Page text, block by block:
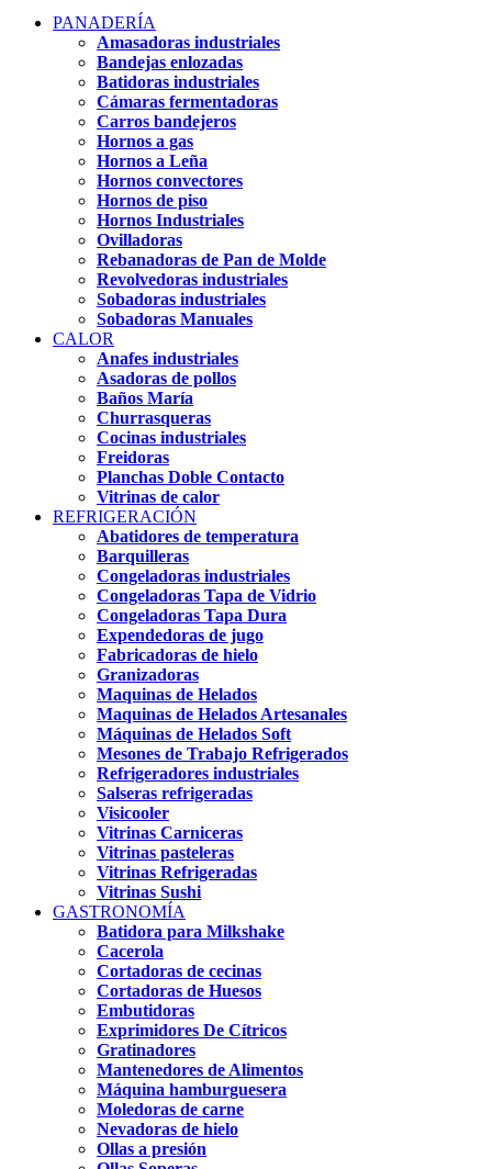
PANADERÍA
Amasadoras industriales
Bandejas enlozadas
Batidoras industriales
Cámaras fermentadoras
Carros bandejeros
Hornos a gas
Hornos a Leña
Hornos convectores
Hornos de piso
Hornos Industriales
Ovilladoras
Rebanadoras de Pan de Molde
Revolvedoras industriales
Sobadoras industriales
Sobadoras Manuales
CALOR
Anafes industriales
Asadoras de pollos
Baños María
Churrasqueras
Cocinas industriales
Freidoras
Planchas Doble Contacto
Vitrinas de calor
REFRIGERACIÓN
Abatidores de temperatura
Barquilleras
Congeladoras industriales
Congeladoras Tapa de Vidrio
Congeladoras Tapa Dura
Expendedoras de jugo
Fabricadoras de hielo
Granizadoras
Maquinas de Helados
Maquinas de Helados Artesanales
Máquinas de Helados Soft
Mesones de Trabajo Refrigerados
Refrigeradores industriales
Salseras refrigeradas
Visicooler
Vitrinas Carniceras
Vitrinas pasteleras
Vitrinas Refrigeradas
Vitrinas Sushi
GASTRONOMÍA
Batidora para Milkshake
Cacerola
Cortadoras de cecinas
Cortadoras de Huesos
Embutidoras
Exprimidores De Cítricos
Gratinadores
Mantenedores de Alimentos
Máquina hamburguesera
Moledoras de carne
Nevadoras de hielo
Ollas a presión